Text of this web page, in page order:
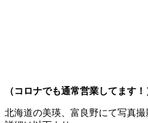
（コロナでも通常営業してます！
北海道の美瑛、富良野にて写真撮